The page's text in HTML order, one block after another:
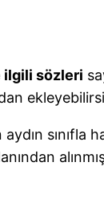
ilgili sözleri
aydın